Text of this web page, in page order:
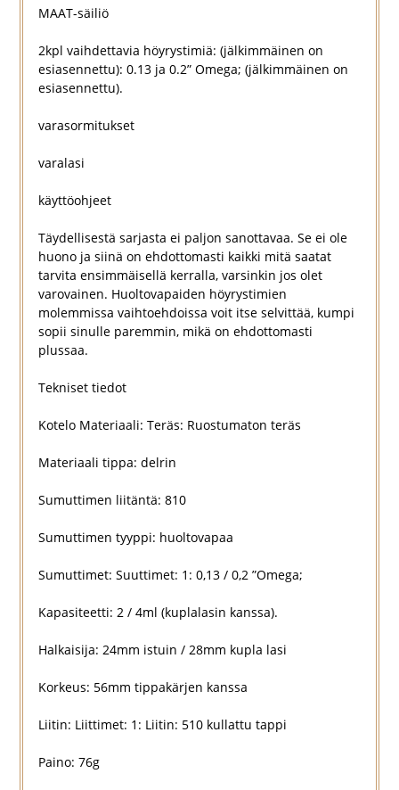
MAAT-säiliö
2kpl vaihdettavia höyrystimiä: (jälkimmäinen on
esiasennettu): 0.13 ja 0.2” Omega; (jälkimmäinen on
esiasennettu).
varasormitukset
varalasi
käyttöohjeet
Täydellisestä sarjasta ei paljon sanottavaa. Se ei ole
huono ja siinä on ehdottomasti kaikki mitä saatat
tarvita ensimmäisellä kerralla, varsinkin jos olet
varovainen. Huoltovapaiden höyrystimien
molemmissa vaihtoehdoissa voit itse selvittää, kumpi
sopii sinulle paremmin, mikä on ehdottomasti
plussaa.
Tekniset tiedot
Kotelo Materiaali: Teräs: Ruostumaton teräs
Materiaali tippa: delrin
Sumuttimen liitäntä: 810
Sumuttimen tyyppi: huoltovapaa
Sumuttimet: Suuttimet: 1: 0,13 / 0,2 ”Omega;
Kapasiteetti: 2 / 4ml (kuplalasin kanssa).
Halkaisija: 24mm istuin / 28mm kupla lasi
Korkeus: 56mm tippakärjen kanssa
Liitin: Liittimet: 1: Liitin: 510 kullattu tappi
Paino: 76g